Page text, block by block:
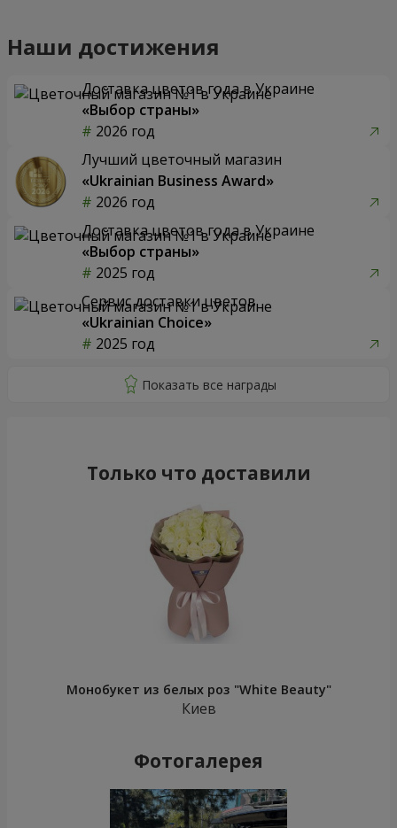
Наши достижения
Доставка цветов года в Украине
«Выбор страны»
2026 год
Лучший цветочный магазин
«Ukrainian Business Award»
2026 год
Доставка цветов года в Украине
«Выбор страны»
2025 год
Сервис доставки цветов
«Ukrainian Choice»
2025 год
Только что доставили
Монобукет из белых роз "White Beauty"
Киев
Фотогалерея